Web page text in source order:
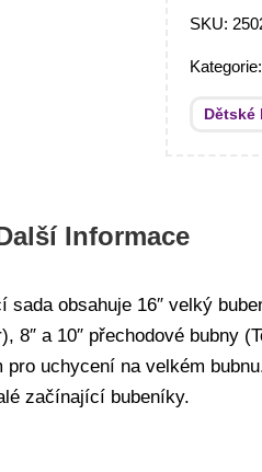
SKU:
Kategorie:
Dětské
Informace
obsahuje 16″ velký
8″ a 10″ přechodové bubny
uchycení na velkém
začínající bubeníky.